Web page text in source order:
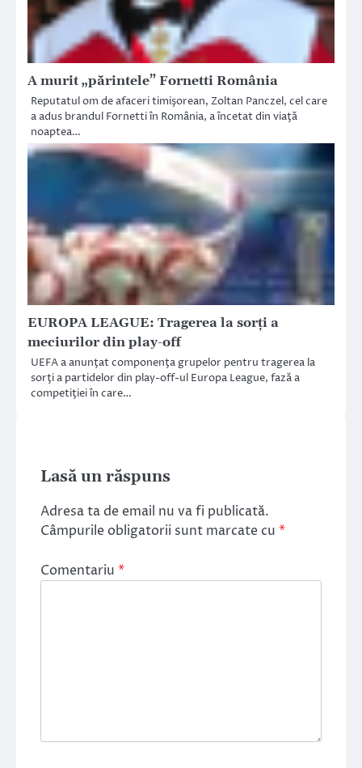
A murit „părintele” Fornetti România
Reputatul om de afaceri timişorean, Zoltan Panczel, cel care
a adus brandul Fornetti în România, a încetat din viaţă
noaptea…
EUROPA LEAGUE: Tragerea la sorţi a
meciurilor din play-off
UEFA a anunţat componenţa grupelor pentru tragerea la
sorţi a partidelor din play-off-ul Europa League, fază a
competiţiei în care…
Lasă un răspuns
Adresa ta de email nu va fi publicată.
Câmpurile obligatorii sunt marcate cu *
Comentariu *